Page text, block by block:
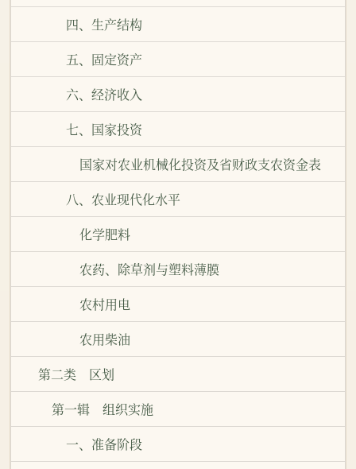
四、生产结构
五、固定资产
六、经济收入
七、国家投资
国家对农业机械化投资及省财政支农资金表
八、农业现代化水平
化学肥料
农药、除草剂与塑料薄膜
农村用电
农用柴油
第二类 区划
第一辑 组织实施
一、准备阶段